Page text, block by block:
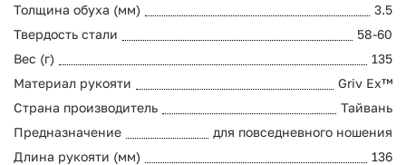
Толщина обуха (мм)
3.5
Твердость стали
58-60
Вес (г)
135
Материал рукояти
Griv Ex™
Страна производитель
Тайвань
Предназначение
для повседневного ношения
Длина рукояти (мм)
136